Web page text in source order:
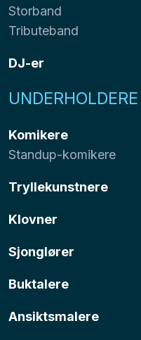
Storband
Tributeband
DJ-er
UNDERHOLDERE
Komikere
Standup-komikere
Tryllekunstnere
Klovner
Sjonglører
Buktalere
Ansiktsmalere